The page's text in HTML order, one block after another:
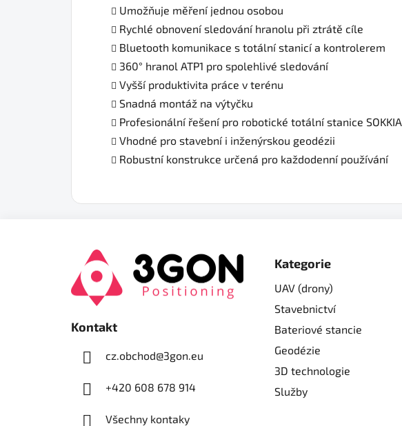
Umožňuje měření jednou osobou
Rychlé obnovení sledování hranolu při ztrátě cíle
Bluetooth komunikace s totální stanicí a kontrolerem
360° hranol ATP1 pro spolehlivé sledování
Vyšší produktivita práce v terénu
Snadná montáž na výtyčku
Profesionální řešení pro robotické totální stanice SOKKIA
Vhodné pro stavební i inženýrskou geodézii
Robustní konstrukce určená pro každodenní používání
Kontakt
cz.obchod@3gon.eu
+420 608 678 914
Všechny kontaky
Kategorie
UAV (drony)
Stavebnictví
Bateriové stancie
Geodézie
3D technologie
Služby